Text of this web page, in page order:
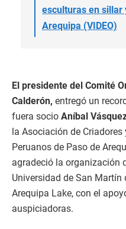
esculturas en sillar
Arequipa (VIDEO)
El presidente del Comité
Calderón, entregó un
fuera socio Aníbal
la Asociación de
Peruanos de Paso de
agradeció la organización
Universidad de San Martín
Arequipa Lake, con el
auspiciadoras.